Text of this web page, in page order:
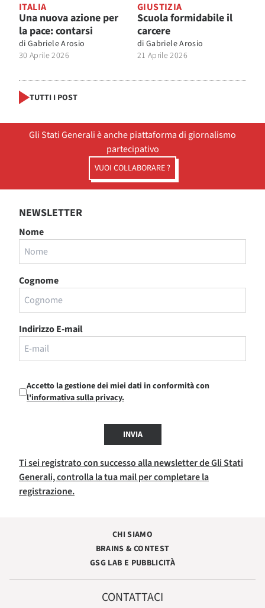
ITALIA
Una nuova azione per
la pace: contarsi
di Gabriele Arosio
30 Aprile 2026
GIUSTIZIA
Scuola formidabile il
carcere
di Gabriele Arosio
21 Aprile 2026
TUTTI I POST
Gli Stati Generali è anche piattaforma di giornalismo
partecipativo
VUOI COLLABORARE ?
NEWSLETTER
Nome
Cognome
Indirizzo E-mail
Accetto la gestione dei miei dati in conformità con
l'informativa sulla privacy.
INVIA
Ti sei registrato con successo alla newsletter de Gli Stati
Generali, controlla la tua mail per completare la
registrazione.
CHI SIAMO
BRAINS & CONTEST
GSG LAB E PUBBLICITÀ
CONTATTACI